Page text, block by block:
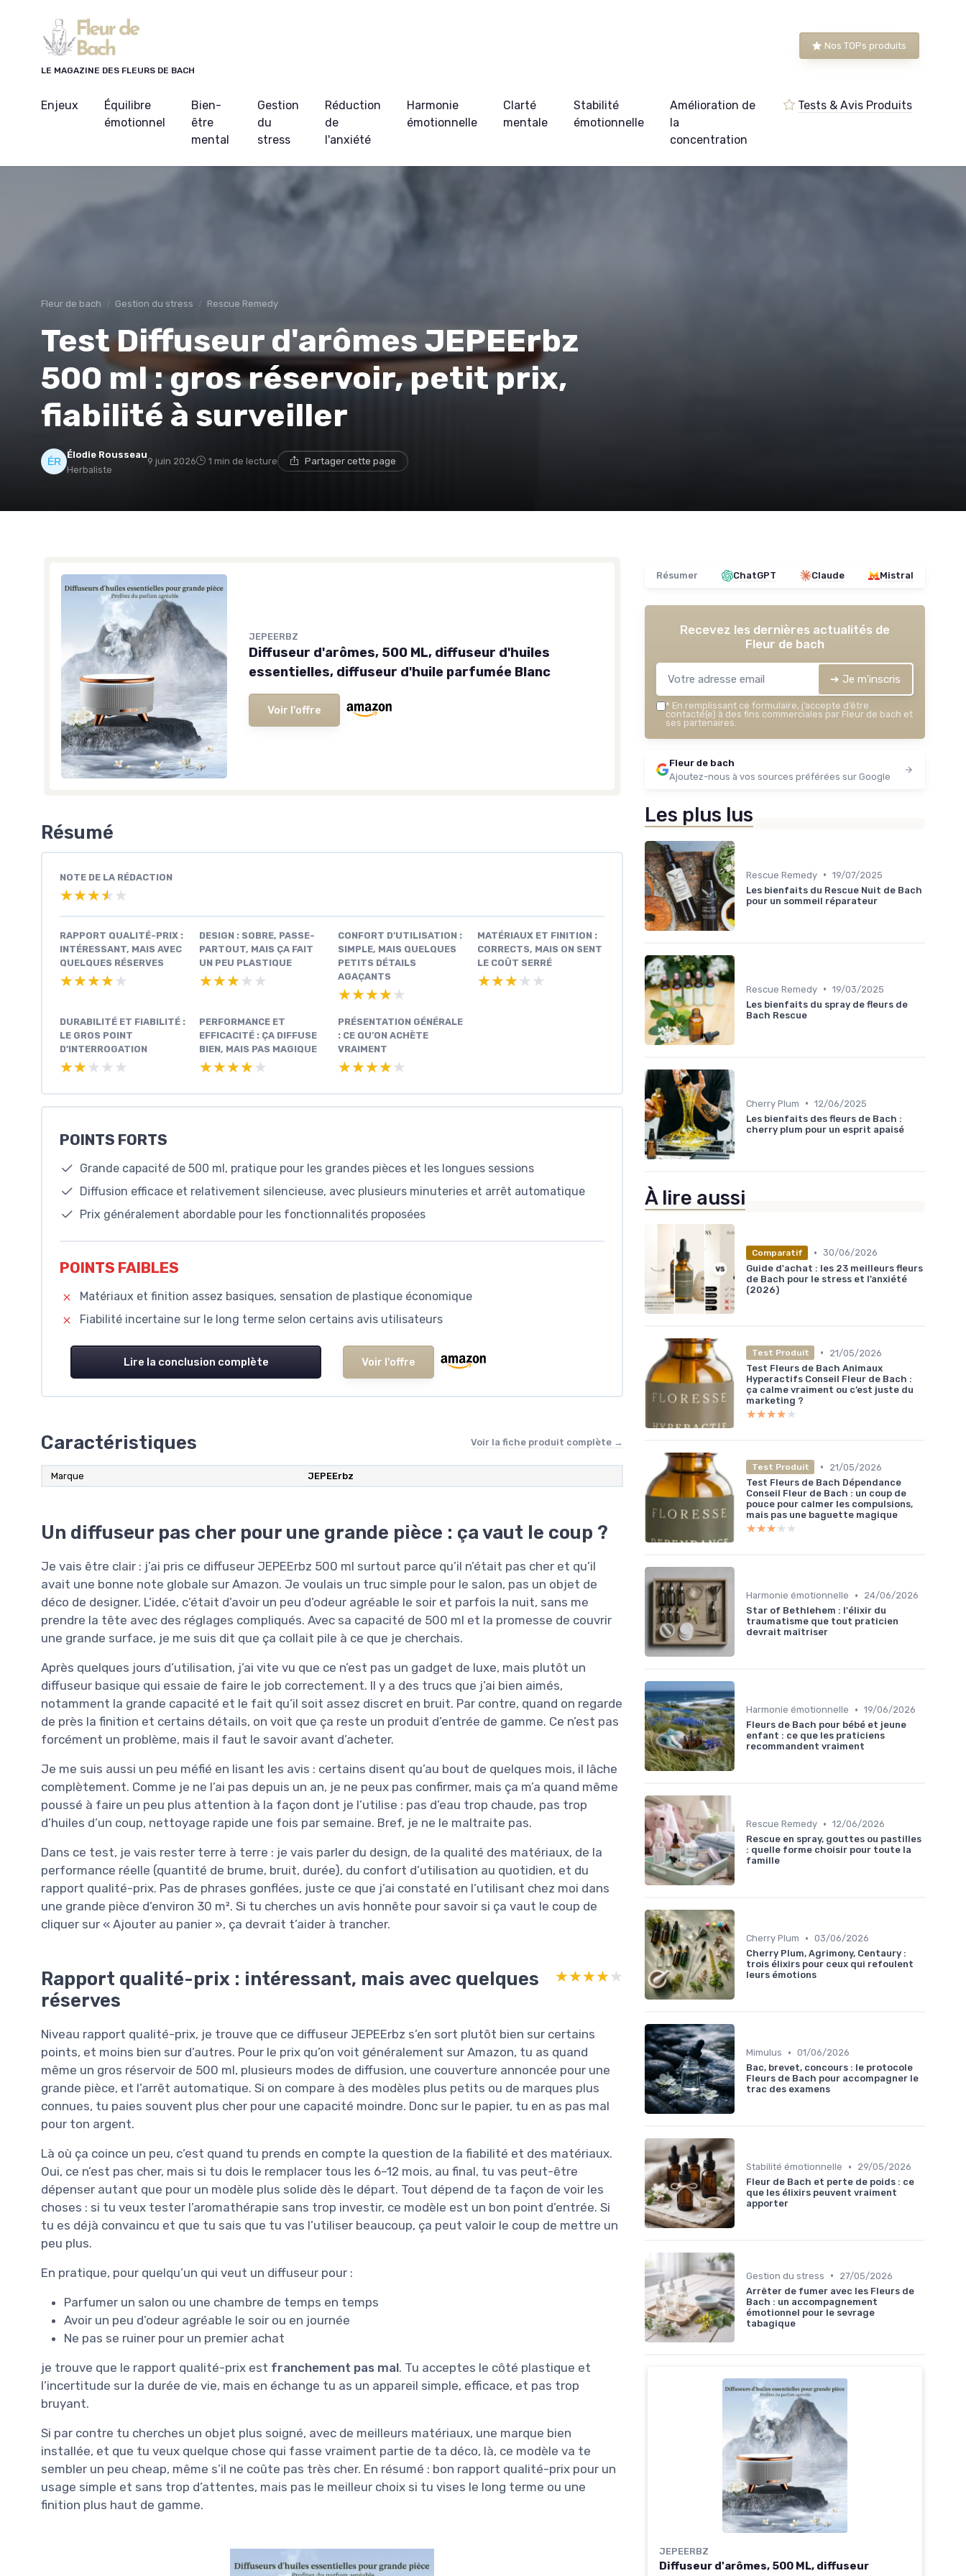
LE MAGAZINE DES FLEURS DE BACH
Nos TOPs produits
Enjeux
Équilibre
émotionnel
Bien-
être
mental
Gestion
du
stress
Réduction
de
l'anxiété
Harmonie
émotionnelle
Clarté
mentale
Stabilité
émotionnelle
Amélioration de
la
concentration
Tests & Avis Produits
Fleur de bach Gestion du stress Rescue Remedy
Test Diffuseur d'arômes JEPEErbz
500 ml : gros réservoir, petit prix,
fiabilité à surveiller
Élodie Rousseau
Herbaliste
9 juin 2026 1 min de lecture Partager cette page
JEPEERBZ
Diffuseur d'arômes, 500 ML, diffuseur d'huiles
essentielles, diffuseur d'huile parfumée Blanc
Voir l'offre
Résumé
NOTE DE LA RÉDACTION
★★★★★
★★★★★
RAPPORT QUALITÉ-PRIX :
INTÉRESSANT, MAIS AVEC
QUELQUES RÉSERVES
★★★★★
★★★★★
DESIGN : SOBRE, PASSE-
PARTOUT, MAIS ÇA FAIT
UN PEU PLASTIQUE
★★★★★
★★★★★
CONFORT D’UTILISATION :
SIMPLE, MAIS QUELQUES
PETITS DÉTAILS
AGAÇANTS
★★★★★
★★★★★
MATÉRIAUX ET FINITION :
CORRECTS, MAIS ON SENT
LE COÛT SERRÉ
★★★★★
★★★★★
DURABILITÉ ET FIABILITÉ :
LE GROS POINT
D’INTERROGATION
★★★★★
★★★★★
PERFORMANCE ET
EFFICACITÉ : ÇA DIFFUSE
BIEN, MAIS PAS MAGIQUE
★★★★★
★★★★★
PRÉSENTATION GÉNÉRALE
: CE QU’ON ACHÈTE
VRAIMENT
★★★★★
★★★★★
POINTS FORTS
Grande capacité de 500 ml, pratique pour les grandes pièces et les longues sessions
Diffusion efficace et relativement silencieuse, avec plusieurs minuteries et arrêt automatique
Prix généralement abordable pour les fonctionnalités proposées
POINTS FAIBLES
Matériaux et finition assez basiques, sensation de plastique économique
Fiabilité incertaine sur le long terme selon certains avis utilisateurs
Lire la conclusion complète Voir l'offre
Caractéristiques Voir la fiche produit complète →
Marque JEPEErbz
Un diffuseur pas cher pour une grande pièce : ça vaut le coup ?
Je vais être clair : j’ai pris ce diffuseur JEPEErbz 500 ml surtout parce qu’il n’était pas cher et qu’il
avait une bonne note globale sur Amazon. Je voulais un truc simple pour le salon, pas un objet de
déco de designer. L’idée, c’était d’avoir un peu d’odeur agréable le soir et parfois la nuit, sans me
prendre la tête avec des réglages compliqués. Avec sa capacité de 500 ml et la promesse de couvrir
une grande surface, je me suis dit que ça collait pile à ce que je cherchais.
Après quelques jours d’utilisation, j’ai vite vu que ce n’est pas un gadget de luxe, mais plutôt un
diffuseur basique qui essaie de faire le job correctement. Il y a des trucs que j’ai bien aimés,
notamment la grande capacité et le fait qu’il soit assez discret en bruit. Par contre, quand on regarde
de près la finition et certains détails, on voit que ça reste un produit d’entrée de gamme. Ce n’est pas
forcément un problème, mais il faut le savoir avant d’acheter.
Je me suis aussi un peu méfié en lisant les avis : certains disent qu’au bout de quelques mois, il lâche
complètement. Comme je ne l’ai pas depuis un an, je ne peux pas confirmer, mais ça m’a quand même
poussé à faire un peu plus attention à la façon dont je l’utilise : pas d’eau trop chaude, pas trop
d’huiles d’un coup, nettoyage rapide une fois par semaine. Bref, je ne le maltraite pas.
Dans ce test, je vais rester terre à terre : je vais parler du design, de la qualité des matériaux, de la
performance réelle (quantité de brume, bruit, durée), du confort d’utilisation au quotidien, et du
rapport qualité-prix. Pas de phrases gonflées, juste ce que j’ai constaté en l’utilisant chez moi dans
une grande pièce d’environ 30 m². Si tu cherches un avis honnête pour savoir si ça vaut le coup de
cliquer sur « Ajouter au panier », ça devrait t’aider à trancher.
Rapport qualité-prix : intéressant, mais avec quelques
réserves
★★★★★
★★★★★
Niveau rapport qualité-prix, je trouve que ce diffuseur JEPEErbz s’en sort plutôt bien sur certains
points, et moins bien sur d’autres. Pour le prix qu’on voit généralement sur Amazon, tu as quand
même un gros réservoir de 500 ml, plusieurs modes de diffusion, une couverture annoncée pour une
grande pièce, et l’arrêt automatique. Si on compare à des modèles plus petits ou de marques plus
connues, tu paies souvent plus cher pour une capacité moindre. Donc sur le papier, tu en as pas mal
pour ton argent.
Là où ça coince un peu, c’est quand tu prends en compte la question de la fiabilité et des matériaux.
Oui, ce n’est pas cher, mais si tu dois le remplacer tous les 6–12 mois, au final, tu vas peut-être
dépenser autant que pour un modèle plus solide dès le départ. Tout dépend de ta façon de voir les
choses : si tu veux tester l’aromathérapie sans trop investir, ce modèle est un bon point d’entrée. Si
tu es déjà convaincu et que tu sais que tu vas l’utiliser beaucoup, ça peut valoir le coup de mettre un
peu plus.
En pratique, pour quelqu’un qui veut un diffuseur pour :
Parfumer un salon ou une chambre de temps en temps
Avoir un peu d’odeur agréable le soir ou en journée
Ne pas se ruiner pour un premier achat
je trouve que le rapport qualité-prix est franchement pas mal. Tu acceptes le côté plastique et
l’incertitude sur la durée de vie, mais en échange tu as un appareil simple, efficace, et pas trop
bruyant.
Si par contre tu cherches un objet plus soigné, avec de meilleurs matériaux, une marque bien
installée, et que tu veux quelque chose qui fasse vraiment partie de ta déco, là, ce modèle va te
sembler un peu cheap, même s’il ne coûte pas très cher. En résumé : bon rapport qualité-prix pour un
usage simple et sans trop d’attentes, mais pas le meilleur choix si tu vises le long terme ou une
finition plus haut de gamme.
Résumer ChatGPT Claude Mistral
Recevez les dernières actualités de
Fleur de bach
➔ Je m'inscris
* En remplissant ce formulaire, j’accepte d’être
contacté(e) à des fins commerciales par Fleur de bach et
ses partenaires.
Fleur de bach
Ajoutez-nous à vos sources préférées sur Google
Les plus lus
Rescue Remedy • 19/07/2025
Les bienfaits du Rescue Nuit de Bach
pour un sommeil réparateur
Rescue Remedy • 19/03/2025
Les bienfaits du spray de fleurs de
Bach Rescue
Cherry Plum • 12/06/2025
Les bienfaits des fleurs de Bach :
cherry plum pour un esprit apaisé
À lire aussi
Comparatif • 30/06/2026
Guide d'achat : les 23 meilleurs fleurs
de Bach pour le stress et l’anxiété
(2026)
Test Produit •
21/05/2026
Test Fleurs de Bach Animaux
Hyperactifs Conseil Fleur de Bach :
ça calme vraiment ou c’est juste du
marketing ?
★★★★★
★★★★★
Test Produit •
21/05/2026
Test Fleurs de Bach Dépendance
Conseil Fleur de Bach : un coup de
pouce pour calmer les compulsions,
mais pas une baguette magique
★★★★★
★★★★★
Harmonie émotionnelle •
24/06/2026
Star of Bethlehem : l'élixir du
traumatisme que tout praticien
devrait maîtriser
Harmonie émotionnelle • 19/06/2026
Fleurs de Bach pour bébé et jeune
enfant : ce que les praticiens
recommandent vraiment
Rescue Remedy • 12/06/2026
Rescue en spray, gouttes ou pastilles
: quelle forme choisir pour toute la
famille
Cherry Plum • 03/06/2026
Cherry Plum, Agrimony, Centaury :
trois élixirs pour ceux qui refoulent
leurs émotions
Mimulus • 01/06/2026
Bac, brevet, concours : le protocole
Fleurs de Bach pour accompagner le
trac des examens
Stabilité émotionnelle •
29/05/2026
Fleur de Bach et perte de poids : ce
que les élixirs peuvent vraiment
apporter
Gestion du stress •
27/05/2026
Arrêter de fumer avec les Fleurs de
Bach : un accompagnement
émotionnel pour le sevrage
tabagique
JEPEERBZ
Diffuseur d'arômes, 500 ML, diffuseur